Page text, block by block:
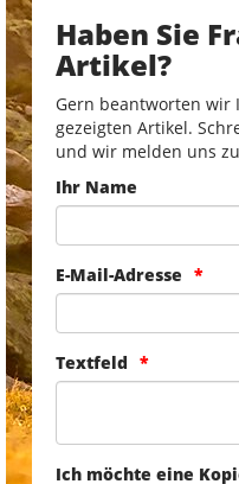
Haben Sie
Artikel?
Gern beantworten wir
gezeigten Artikel.
und wir melden uns
Ihr Name
E-Mail-Adresse
Textfeld
Ich möchte eine